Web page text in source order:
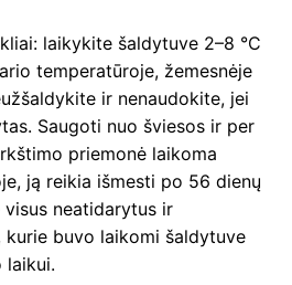
laikykite šaldytuve 2–8 °C
temperatūroje, žemesnėje
ir nenaudokite, jei
Saugoti nuo šviesos ir per
priemonė laikoma
ją reikia išmesti po 56 dienų
neatidarytus ir
kurie buvo laikomi šaldytuve
laikui.